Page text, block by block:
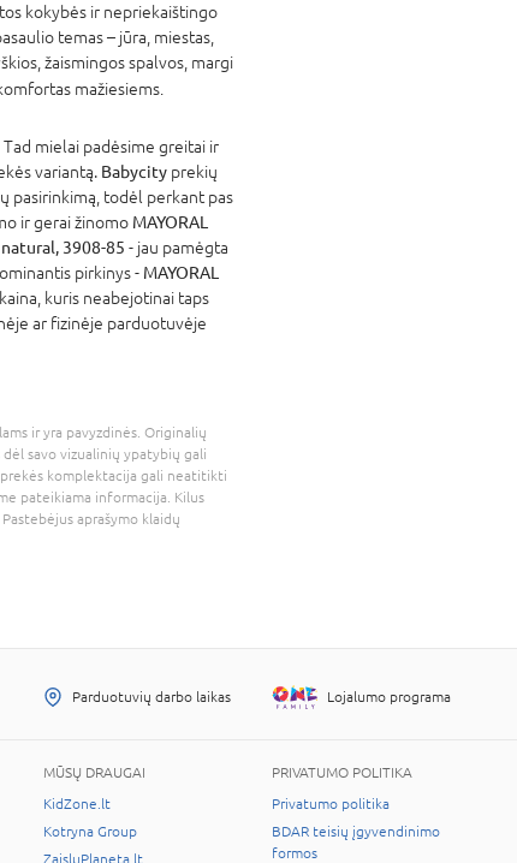
kokybės ir nepriekaištingo
temas – jūra, miestas,
žaismingos spalvos, margi
mažiesiems.
mielai padėsime greitai ir
variantą. Babycity prekių
pasirinkimą, todėl perkant pas
ir gerai žinomo MAYORAL
natural, 3908-85 - jau pamėgta
pirkinys - MAYORAL
kuris neabejotinai taps
ar fizinėje parduotuvėje
ir yra pavyzdinės. Originalių
savo vizualinių ypatybių gali
komplektacija gali neatitikti
pateikiama informacija. Kilus
Pastebėjus aprašymo klaidų
Parduotuvių darbo laikas Lojalumo programa
MŪSŲ DRAUGAI
KidZone.lt
Kotryna Group
ZaisluPlaneta.lt
PRIVATUMO POLITIKA
Privatumo politika
BDAR teisių įgyvendinimo
formos